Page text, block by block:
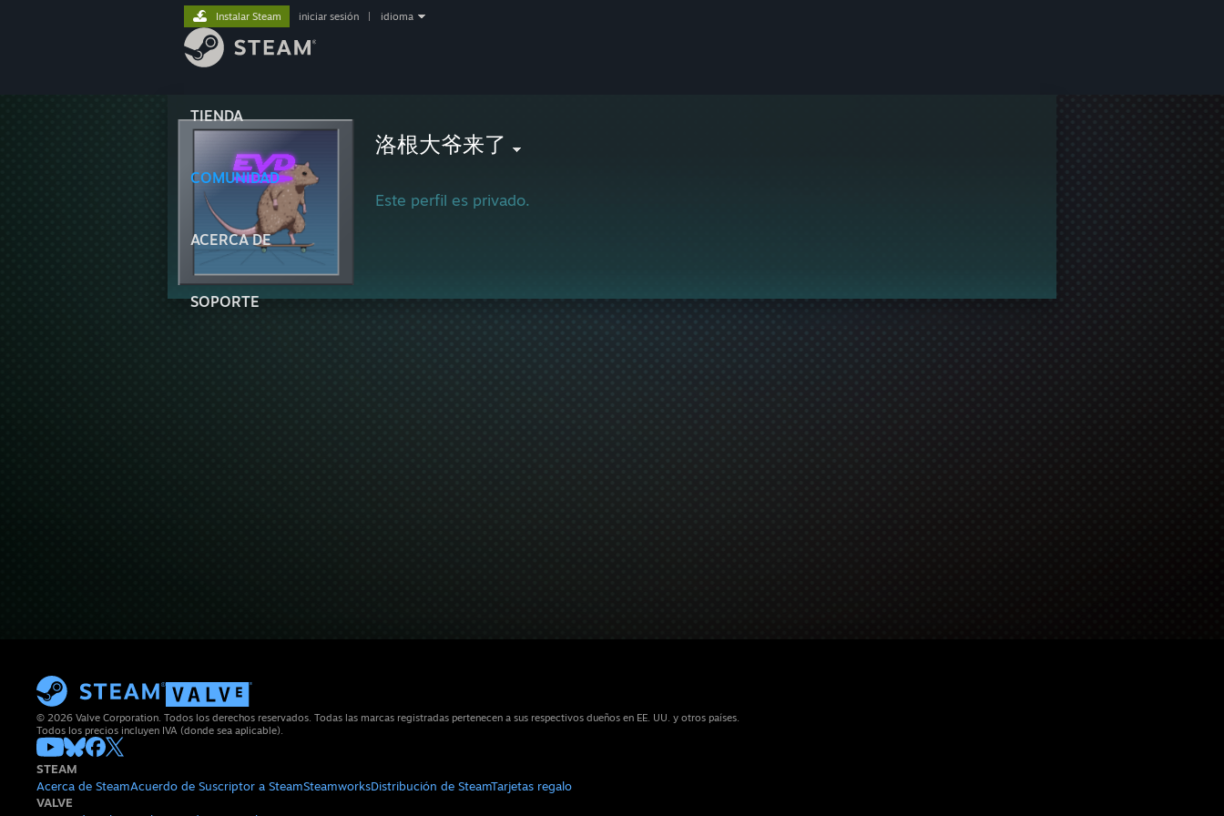
TIENDA
COMUNIDAD
ACERCA DE
SOPORTE
Instalar Steam iniciar sesión idioma
洛根大爷来了
Este perfil es privado.
© 2026 Valve Corporation. Todos los derechos reservados. Todas las marcas registradas pertenecen a sus respectivos dueños en EE. UU. y otros países.
Todos los precios incluyen IVA (donde sea aplicable).
STEAM
Acerca de SteamAcuerdo de Suscriptor a SteamSteamworksDistribución de SteamTarjetas regalo
VALVE